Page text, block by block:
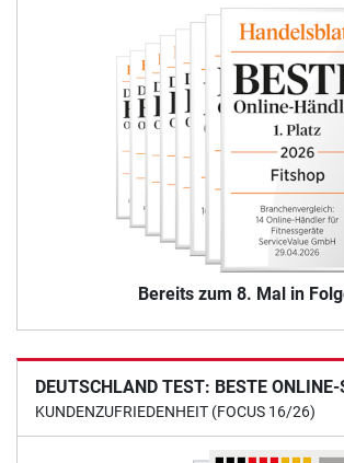
Bereits zum 8. Mal in
DEUTSCHLAND TEST: BESTE ONLINE-
KUNDENZUFRIEDENHEIT (FOCUS 16/26)